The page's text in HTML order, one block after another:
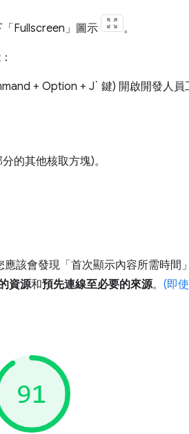
Fullscreen」 圖示 。
+ Option + J` 鍵) 開啟開發人員
的其他核取方塊)。
應該會發現「首次顯示內容所需時間
資源和預先連線至必要的來源。 (即